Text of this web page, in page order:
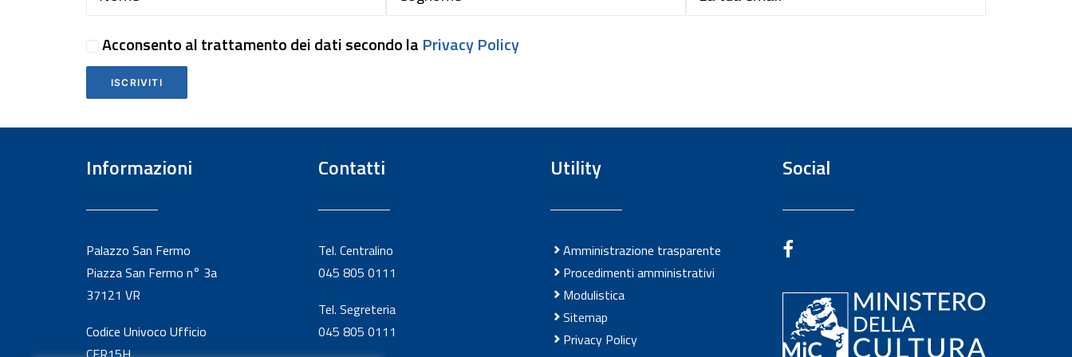
Acconsento al trattamento dei dati secondo la Privacy Policy
ISCRIVITI
Informazioni
Palazzo San Fermo
Piazza San Fermo n° 3a
37121 VR
Codice Univoco Ufficio
Contatti
Tel. Centralino
045 805 0111
Tel. Segreteria
045 805 0111
Utility
Amministrazione trasparente
Procedimenti amministrativi
Modulistica
Sitemap
Privacy Policy
Social